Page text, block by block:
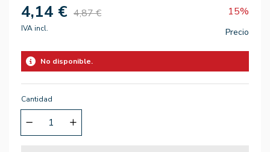
4,14 € 4,87 € 15%
IVA incl. Precio
No disponible.
Cantidad